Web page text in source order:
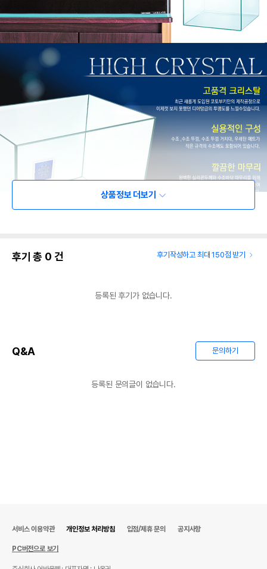
상품정보 더보기
후기 총 0 건 후기작성하고 최대 150점 받기
등록된 후기가 없습니다.
Q&A 문의하기
등록된 문의글이 없습니다.
서비스 이용약관 개인정보 처리방침 입점/제휴 문의 공지사항
PC버전으로 보기